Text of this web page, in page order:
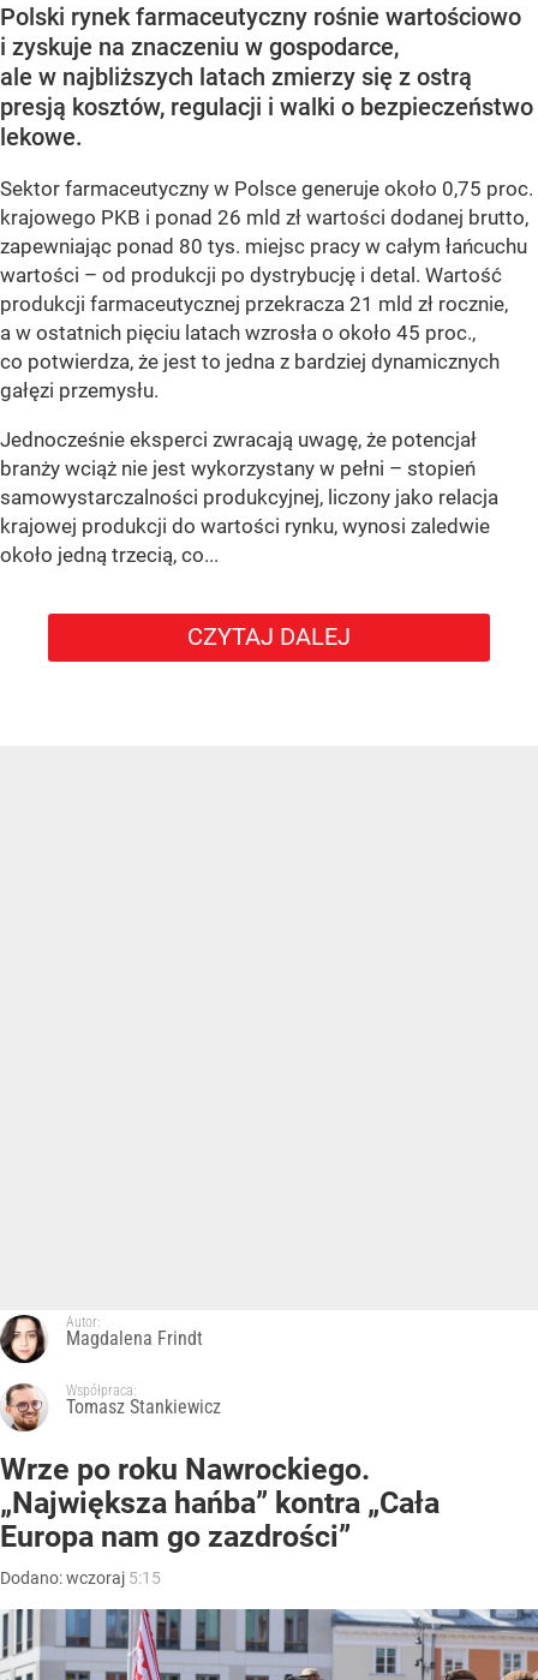
Polski rynek farmaceutyczny rośnie wartościowo
i zyskuje na znaczeniu w gospodarce,
ale w najbliższych latach zmierzy się z ostrą
presją kosztów, regulacji i walki o bezpieczeństwo
lekowe.
Sektor farmaceutyczny w Polsce generuje około 0,75 proc.
krajowego PKB i ponad 26 mld zł wartości dodanej brutto,
zapewniając ponad 80 tys. miejsc pracy w całym łańcuchu
wartości – od produkcji po dystrybucję i detal. Wartość
produkcji farmaceutycznej przekracza 21 mld zł rocznie,
a w ostatnich pięciu latach wzrosła o około 45 proc.,
co potwierdza, że jest to jedna z bardziej dynamicznych
gałęzi przemysłu.
Jednocześnie eksperci zwracają uwagę, że potencjał
branży wciąż nie jest wykorzystany w pełni – stopień
samowystarczalności produkcyjnej, liczony jako relacja
krajowej produkcji do wartości rynku, wynosi zaledwie
około jedną trzecią, co...
CZYTAJ DALEJ
Autor:
Magdalena Frindt
Współpraca:
Tomasz Stankiewicz
Wrze po roku Nawrockiego.
„Największa hańba” kontra „Cała
Europa nam go zazdrości”
Dodano:wczoraj 5:15